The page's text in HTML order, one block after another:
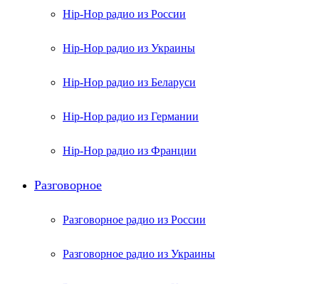
Hip-Hop радио из России
Hip-Hop радио из Украины
Hip-Hop радио из Беларуси
Hip-Hop радио из Германии
Hip-Hop радио из Франции
Разговорное
Разговорное радио из России
Разговорное радио из Украины